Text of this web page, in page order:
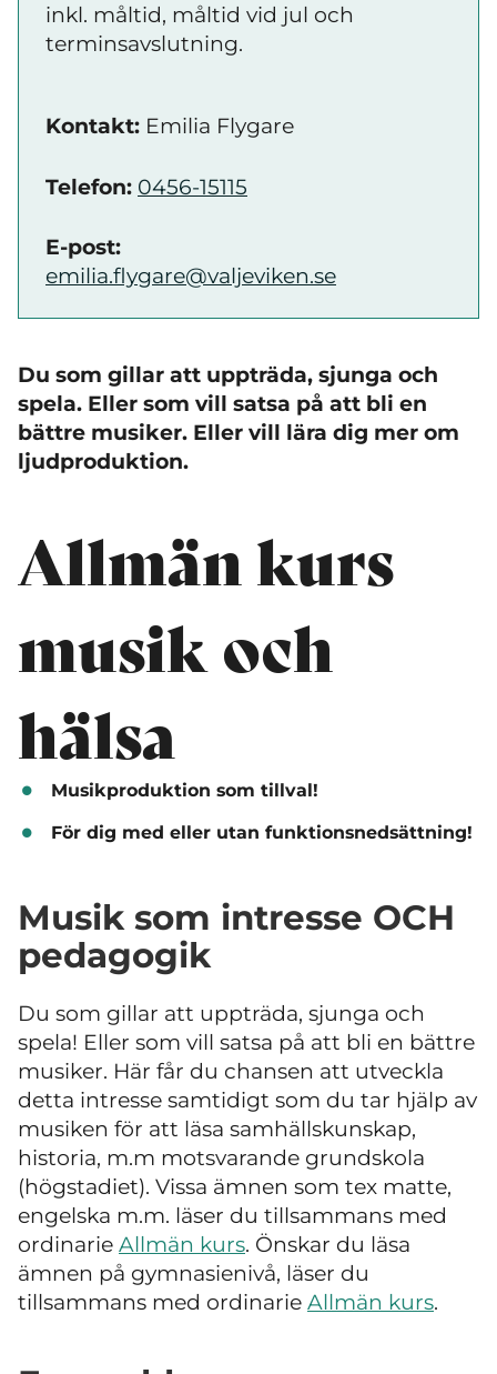
inkl. måltid, måltid vid jul och
terminsavslutning.
Kontakt: Emilia Flygare
Telefon: 0456-15115
E-post:
emilia.flygare@valjeviken.se
Du som gillar att uppträda, sjunga och
spela. Eller som vill satsa på att bli en
bättre musiker. Eller vill lära dig mer om
ljudproduktion.
Allmän kurs
musik och
hälsa
Musikproduktion som tillval!
För dig med eller utan funktionsnedsättning!
Musik som intresse OCH
pedagogik
Du som gillar att uppträda, sjunga och
spela! Eller som vill satsa på att bli en bättre
musiker. Här får du chansen att utveckla
detta intresse samtidigt som du tar hjälp av
musiken för att läsa samhällskunskap,
historia, m.m motsvarande grundskola
(högstadiet). Vissa ämnen som tex matte,
engelska m.m. läser du tillsammans med
ordinarie Allmän kurs. Önskar du läsa
ämnen på gymnasienivå, läser du
tillsammans med ordinarie Allmän kurs.